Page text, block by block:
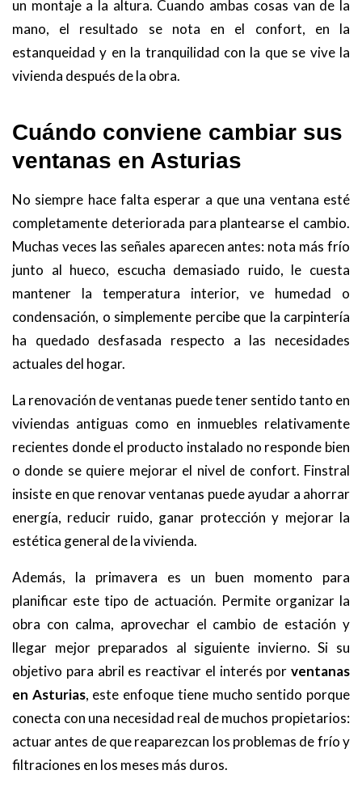
un montaje a la altura. Cuando ambas cosas van de la
mano, el resultado se nota en el confort, en la
estanqueidad y en la tranquilidad con la que se vive la
vivienda después de la obra.
Cuándo conviene cambiar sus
ventanas en Asturias
No siempre hace falta esperar a que una ventana esté
completamente deteriorada para plantearse el cambio.
Muchas veces las señales aparecen antes: nota más frío
junto al hueco, escucha demasiado ruido, le cuesta
mantener la temperatura interior, ve humedad o
condensación, o simplemente percibe que la carpintería
ha quedado desfasada respecto a las necesidades
actuales del hogar.
La renovación de ventanas puede tener sentido tanto en
viviendas antiguas como en inmuebles relativamente
recientes donde el producto instalado no responde bien
o donde se quiere mejorar el nivel de confort. Finstral
insiste en que renovar ventanas puede ayudar a ahorrar
energía, reducir ruido, ganar protección y mejorar la
estética general de la vivienda.
Además, la primavera es un buen momento para
planificar este tipo de actuación. Permite organizar la
obra con calma, aprovechar el cambio de estación y
llegar mejor preparados al siguiente invierno. Si su
objetivo para abril es reactivar el interés por ventanas
en Asturias, este enfoque tiene mucho sentido porque
conecta con una necesidad real de muchos propietarios:
actuar antes de que reaparezcan los problemas de frío y
filtraciones en los meses más duros.